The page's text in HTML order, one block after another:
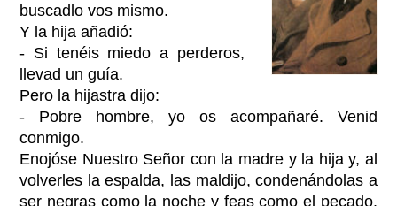
buscadlo vos mismo.
Y la hija añadió:
- Si tenéis miedo a perderos,
llevad un guía.
Pero la hijastra dijo:
- Pobre hombre, yo os acompañaré. Venid
conmigo.
Enojóse Nuestro Señor con la madre y la hija y, al
volverles la espalda, las maldijo, condenándolas a
ser negras como la noche y feas como el pecado.